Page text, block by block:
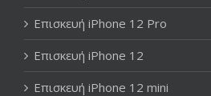
Επισκευή iPhone 12 Pro
Επισκευή iPhone 12
Επισκευή iPhone 12 mini